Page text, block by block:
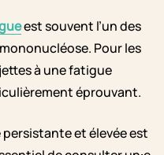
est souvent l’un des
Pour les
à une fatigue
éprouvant.
et élevée est